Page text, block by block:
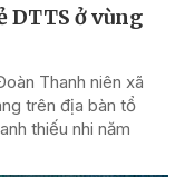
DTTS ở vùng
Thanh niên xã
trên địa bàn tổ
thiếu nhi năm